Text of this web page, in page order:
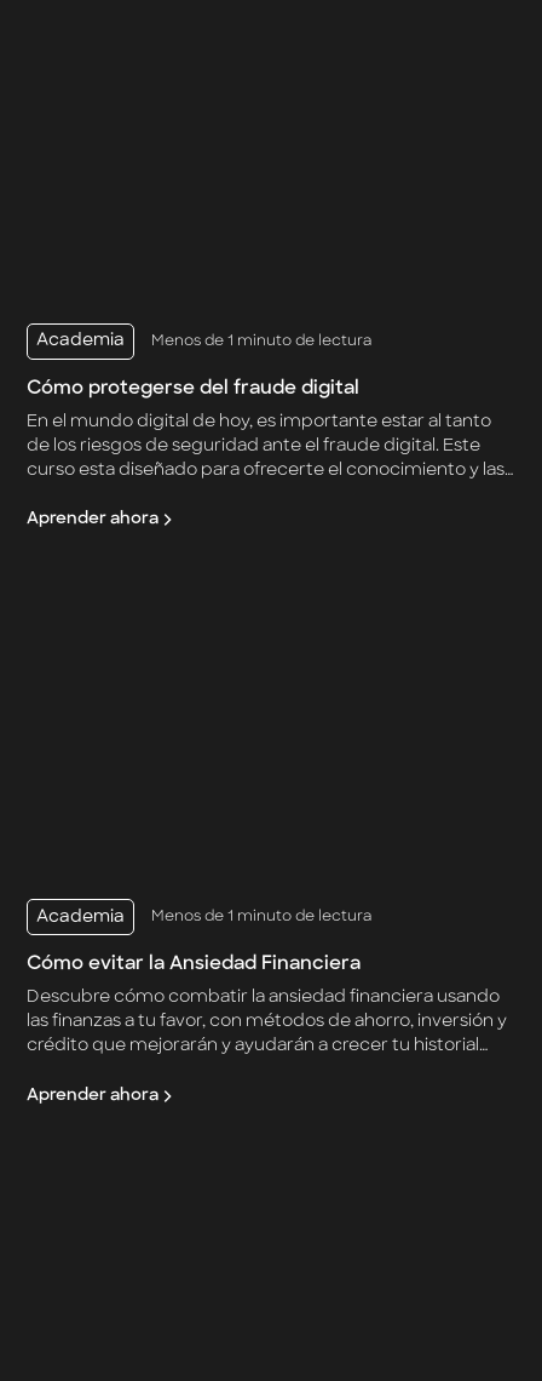
Academia Menos de 1 minuto de lectura
Cómo protegerse del fraude digital
En el mundo digital de hoy, es importante estar al tanto
de los riesgos de seguridad ante el fraude digital. Este
curso esta diseñado para ofrecerte el conocimiento y las
y estafas digitales.
Aprender ahora
Academia Menos de 1 minuto de lectura
Cómo evitar la Ansiedad Financiera
Descubre cómo combatir la ansiedad financiera usando
las finanzas a tu favor, con métodos de ahorro, inversión y
crédito que mejorarán y ayudarán a crecer tu historial
Aprender ahora